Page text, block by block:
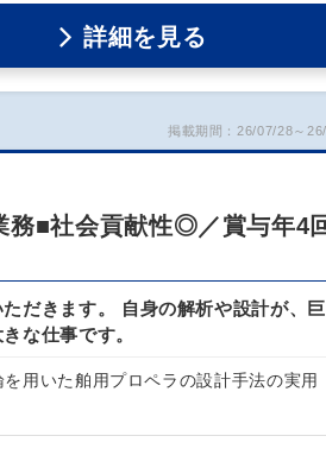
詳細を見る
掲載期間：26/07/28～
務■社会貢献性◎／賞与年4
だきます。 自身の解析や設計が、巨
な仕事です。
用いた舶用プロペラの設計手法の実用